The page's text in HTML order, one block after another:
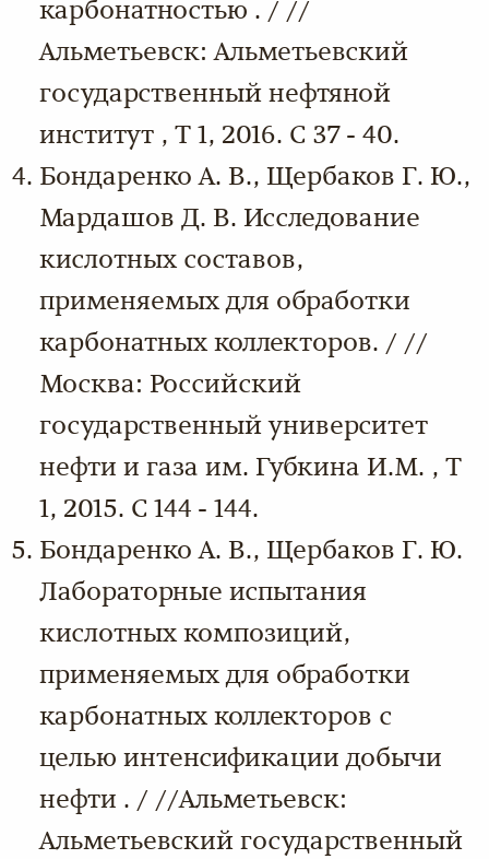
карбонатностью . / //
Альметьевск: Альметьевский
государственный нефтяной
институт , Т 1, 2016. С 37 - 40.
Бондаренко А. В., Щербаков Г. Ю.,
Мардашов Д. В. Исследование
кислотных составов,
применяемых для обработки
карбонатных коллекторов. / //
Москва: Российский
государственный университет
нефти и газа им. Губкина И.М. , Т
1, 2015. С 144 - 144.
Бондаренко А. В., Щербаков Г. Ю.
Лабораторные испытания
кислотных композиций,
применяемых для обработки
карбонатных коллекторов с
целью интенсификации добычи
нефти . / //Альметьевск:
Альметьевский государственный